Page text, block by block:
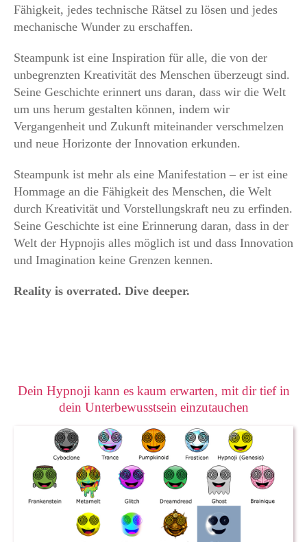
Fähigkeit, jedes technische Rätsel zu lösen und jedes
mechanische Wunder zu erschaffen.
Steampunk ist eine Inspiration für alle, die von der
unbegrenzten Kreativität des Menschen überzeugt sind.
Seine Geschichte erinnert uns daran, dass wir die Welt
um uns herum gestalten können, indem wir
Vergangenheit und Zukunft miteinander verschmelzen
und neue Horizonte der Innovation erkunden.
Steampunk ist mehr als eine Manifestation – er ist eine
Hommage an die Fähigkeit des Menschen, die Welt
durch Kreativität und Vorstellungskraft neu zu erfinden.
Seine Geschichte ist eine Erinnerung daran, dass in der
Welt der Hypnojis alles möglich ist und dass Innovation
und Imagination keine Grenzen kennen.
Reality is overrated. Dive deeper.
Dein Hypnoji kann es kaum erwarten, mit dir tief in
dein Unterbewusstsein einzutauchen